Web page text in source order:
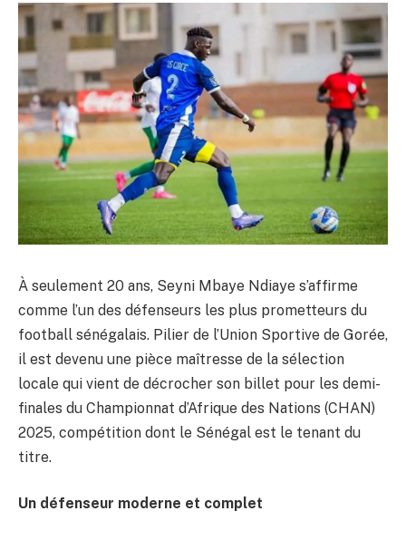
À seulement 20 ans, Seyni Mbaye Ndiaye s’affirme
comme l’un des défenseurs les plus prometteurs du
football sénégalais. Pilier de l’Union Sportive de Gorée,
il est devenu une pièce maîtresse de la sélection
locale qui vient de décrocher son billet pour les demi-
finales du Championnat d’Afrique des Nations (CHAN)
2025, compétition dont le Sénégal est le tenant du
titre.
Un défenseur moderne et complet